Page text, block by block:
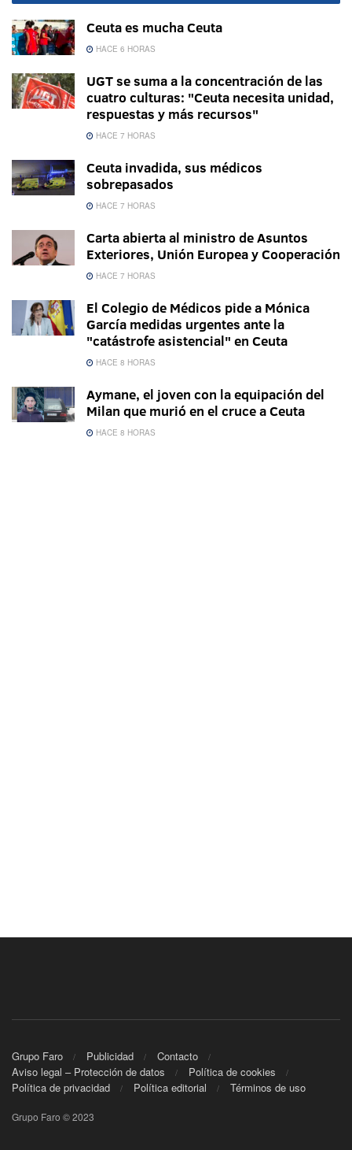
Ceuta es mucha Ceuta
HACE 6 HORAS
UGT se suma a la concentración de las
cuatro culturas: "Ceuta necesita unidad,
respuestas y más recursos"
HACE 7 HORAS
Ceuta invadida, sus médicos
sobrepasados
HACE 7 HORAS
Carta abierta al ministro de Asuntos
Exteriores, Unión Europea y Cooperación
HACE 7 HORAS
El Colegio de Médicos pide a Mónica
García medidas urgentes ante la
"catástrofe asistencial" en Ceuta
HACE 8 HORAS
Aymane, el joven con la equipación del
Milan que murió en el cruce a Ceuta
HACE 8 HORAS
Grupo Faro Publicidad
Contacto
Aviso legal – Protección de datos
Política de cookies
Política de privacidad
Política editorial Términos de uso
Grupo Faro © 2023